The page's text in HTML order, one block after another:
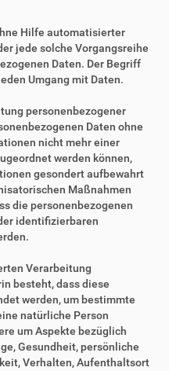
Hilfe automatisierter
jede solche Vorgangsreihe
Daten. Der Begriff
Umgang mit Daten.
personenbezogener
Daten ohne
nicht mehr einer
werden können,
gesondert aufbewahrt
Maßnahmen
die personenbezogenen
identifizierbaren
Verarbeitung
besteht, dass diese
werden, um bestimmte
natürliche Person
um Aspekte bezüglich
Gesundheit, persönliche
Verhalten, Aufenthaltsort